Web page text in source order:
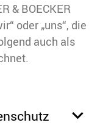
& BOECKER
oder „uns“, die
auch als